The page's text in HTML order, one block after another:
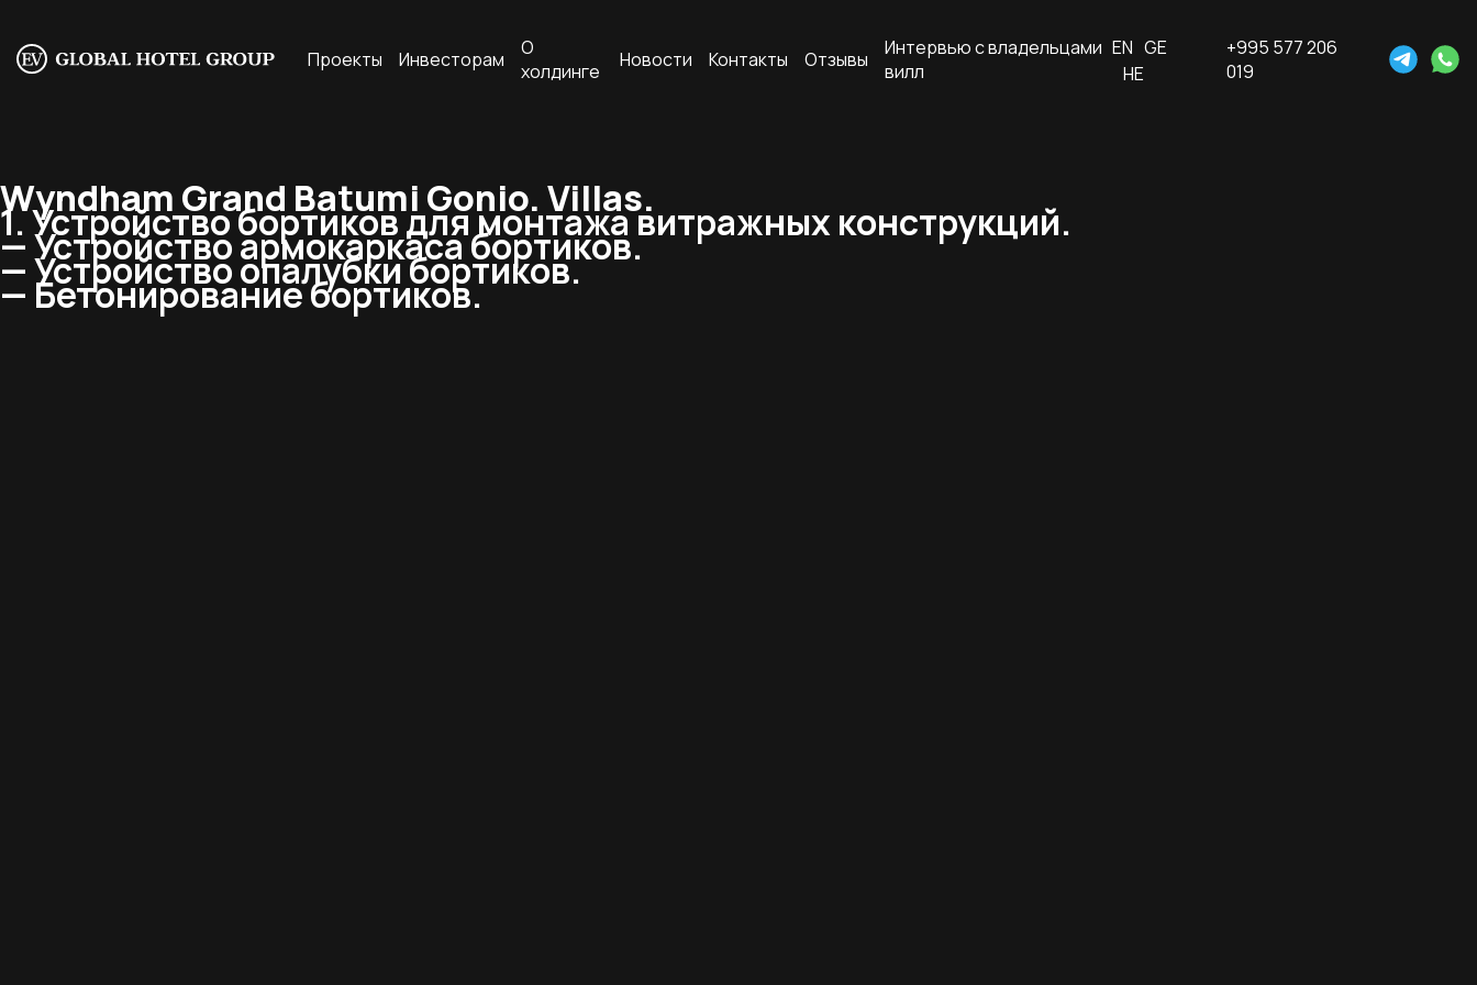
Проекты Инвесторам
О
холдинге
Новости Контакты Отзывы
Интервью с владельцами
вилл
EN GE
HE
+995 577 206
019
Wyndham Grand Batumi Gonio. Villas.
1. Устройство бортиков для монтажа витражных конструкций.
— Устройство армокаркаса бортиков.
— Устройство опалубки бортиков.
— Бетонирование бортиков.